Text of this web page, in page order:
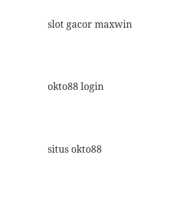
slot gacor maxwin
okto88 login
situs okto88